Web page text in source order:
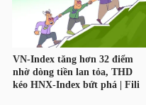
TIỆN
ÍCH